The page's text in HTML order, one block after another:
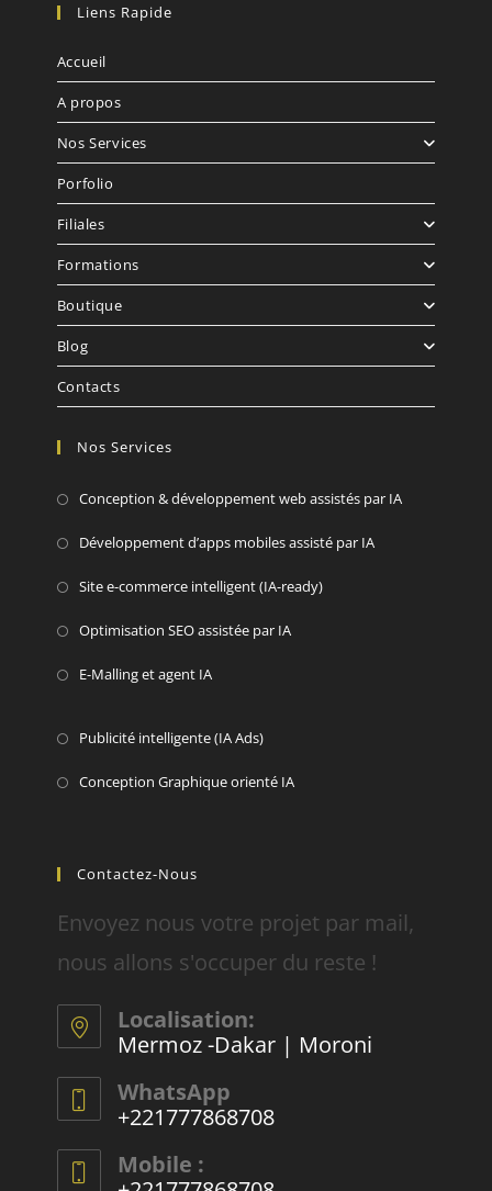
Liens Rapide
Accueil
A propos
Nos Services
Porfolio
Filiales
Formations
Boutique
Blog
Contacts
Nos Services
Conception & développement web assistés par IA
Développement d’apps mobiles assisté par IA
Site e-commerce intelligent (IA-ready)
Optimisation SEO assistée par IA
E-Malling et agent IA
Publicité intelligente (IA Ads)
Conception Graphique orienté IA
Contactez-Nous
Envoyez nous votre projet par mail,
nous allons s'occuper du reste !
Localisation:
Mermoz -Dakar | Moroni
WhatsApp
+221777868708
Mobile :